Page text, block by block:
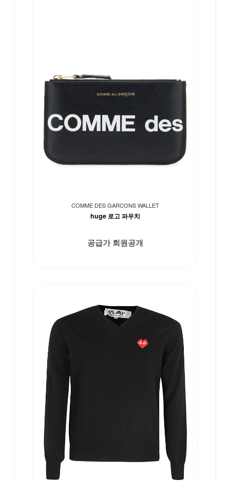
COMME DES GARCONS WALLET
huge 로고 파우치
공급가 회원공개